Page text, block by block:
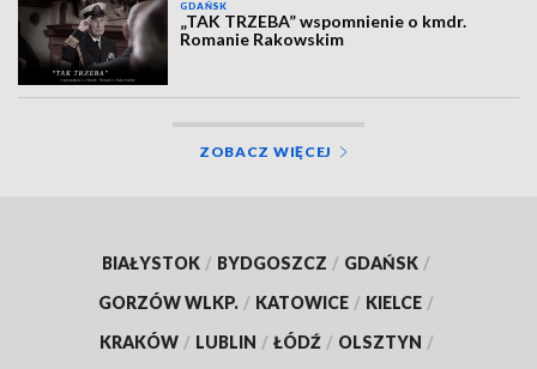
GDAŃSK
„TAK TRZEBA” wspomnienie o kmdr.
Romanie Rakowskim
ZOBACZ WIĘCEJ
BIAŁYSTOK / BYDGOSZCZ / GDAŃSK /
GORZÓW WLKP. / KATOWICE / KIELCE /
KRAKÓW / LUBLIN / ŁÓDŹ / OLSZTYN /